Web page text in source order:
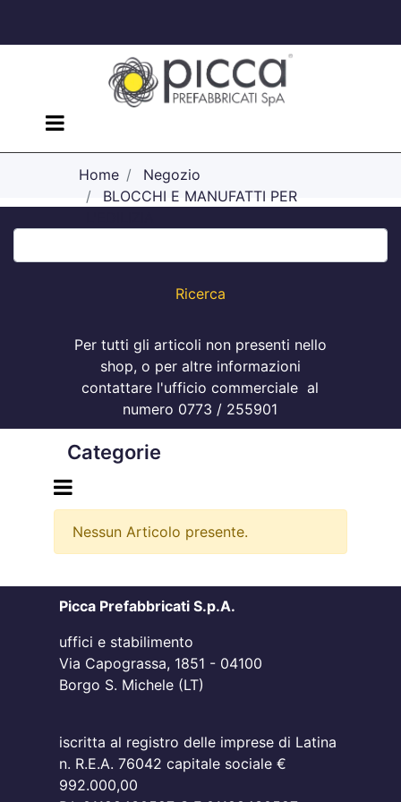
Open menu
Home
Negozio
BLOCCHI E MANUFATTI PER
Per tutti gli articoli non presenti nello
shop, o per altre informazioni
contattare l'ufficio commerciale al
numero 0773 / 255901
Categorie
Open menu
Nessun Articolo presente.
Picca Prefabbricati S.p.A.
uffici e stabilimento
Via Capograssa, 1851 - 04100
Borgo S. Michele (LT)
iscritta al registro delle imprese di Latina
n. R.E.A. 76042 capitale sociale €
992.000,00